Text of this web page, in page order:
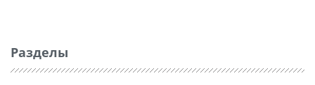
Разделы